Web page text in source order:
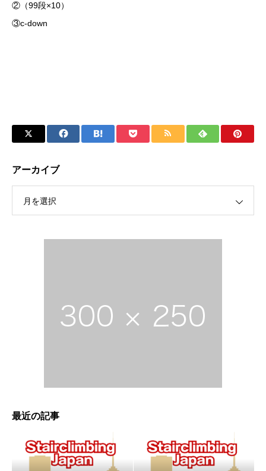
②（99段×10）
③c-down
アーカイブ
月を選択
最近の記事